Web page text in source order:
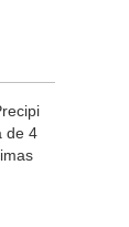
de 4